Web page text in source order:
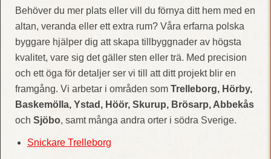
Behöver du mer plats eller vill du förnya ditt hem med en
altan, veranda eller ett extra rum? Våra erfarna polska
byggare hjälper dig att skapa tillbyggnader av högsta
kvalitet, vare sig det gäller sten eller trä. Med precision
och ett öga för detaljer ser vi till att ditt projekt blir en
framgång. Vi arbetar i områden som Trelleborg, Hörby,
Baskemölla, Ystad, Höör, Skurup, Brösarp, Abbekås
och Sjöbo, samt många andra orter i södra Sverige.
Snickare Trelleborg